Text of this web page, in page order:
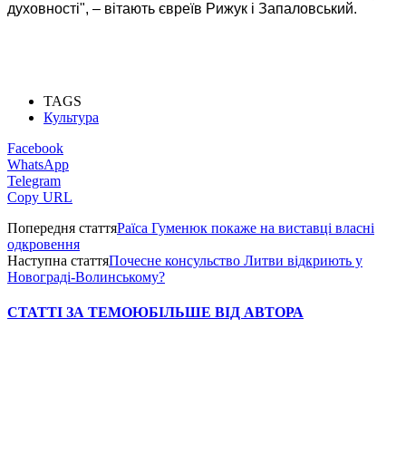
духовності", – вітають євреїв Рижук і Запаловський.
TAGS
Культура
Facebook
WhatsApp
Telegram
Copy URL
Попередня статтяРаїса Гуменюк покаже на виставці власні
одкровення
Наступна статтяПочесне консульство Литви відкриють у
Новограді-Волинському?
СТАТТІ ЗА ТЕМОЮБІЛЬШЕ ВІД АВТОРА